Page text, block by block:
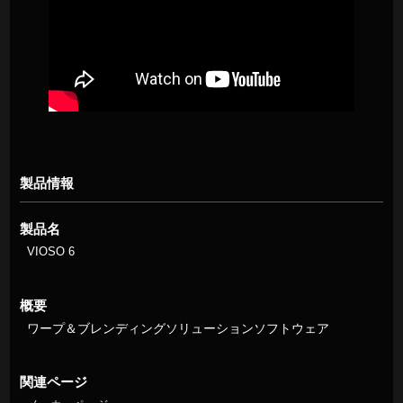
製品情報
製品名
VIOSO 6
概要
ワープ＆ブレンディングソリューションソフトウェア
関連ページ